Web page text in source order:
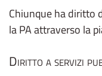
Chiunque ha diritto
la PA attraverso la
Diritto a servizi